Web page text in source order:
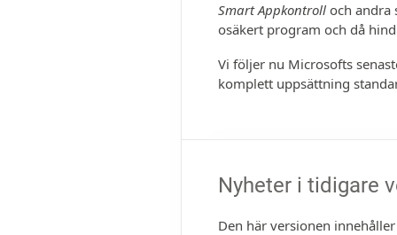
Smart Appkontroll och andra
osäkert program och då
Vi följer nu Microsofts
komplett uppsättning
Nyheter i tidigare
Den här versionen